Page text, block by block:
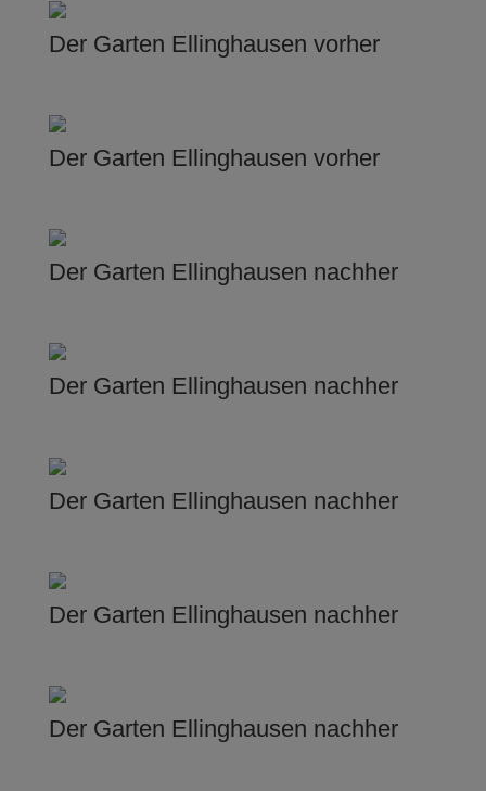
Der Garten Ellinghausen vorher
Der Garten Ellinghausen vorher
Der Garten Ellinghausen nachher
Der Garten Ellinghausen nachher
Der Garten Ellinghausen nachher
Der Garten Ellinghausen nachher
Der Garten Ellinghausen nachher